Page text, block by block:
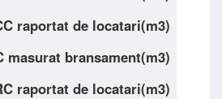
raportat de locatari(m3)
masurat bransament(m3)
raportat de locatari(m3)